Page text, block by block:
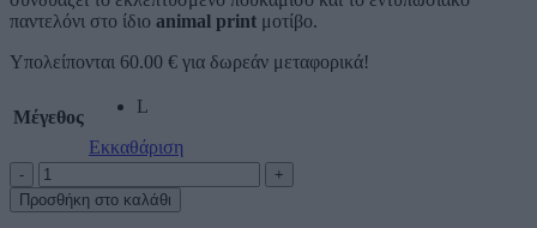
58.90 €.
παντελόνι στο ίδιο animal print μοτίβο.
Υπολείπονται 60.00 € για δωρεάν μεταφορικά!
Μέγεθος
L
Εκκαθάριση
Σετ
Isabel
–
Προσθήκη στο καλάθι